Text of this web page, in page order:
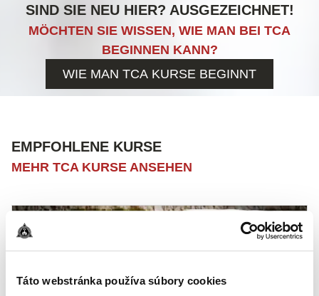
Táto webstránka používa súbory cookies
SIND SIE NEU HIER? AUSGEZEICHNET!
MÖCHTEN SIE WISSEN, WIE MAN BEI TCA
BEGINNEN KANN?
WIE MAN TCA KURSE BEGINNT
EMPFOHLENE KURSE
MEHR TCA KURSE ANSEHEN